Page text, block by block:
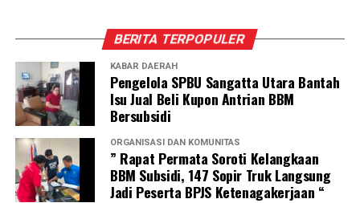
BERITA TERPOPULER
KABAR DAERAH
Pengelola SPBU Sangatta Utara Bantah
Isu Jual Beli Kupon Antrian BBM
Bersubsidi
ORGANISASI DAN KOMUNITAS
” Rapat Permata Soroti Kelangkaan
BBM Subsidi, 147 Sopir Truk Langsung
Jadi Peserta BPJS Ketenagakerjaan “